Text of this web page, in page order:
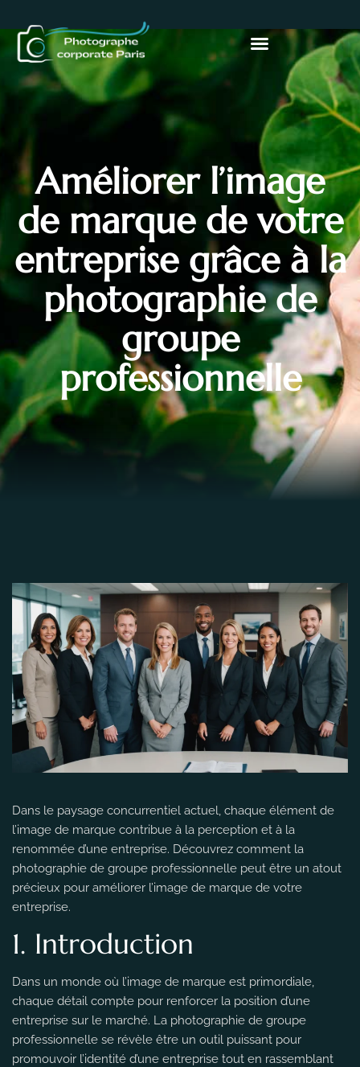
Améliorer l’image
de marque de votre
entreprise grâce à la
photographie de
groupe
professionnelle
Dans le paysage concurrentiel actuel, chaque élément de
l’image de marque contribue à la perception et à la
renommée d’une entreprise. Découvrez comment la
photographie de groupe professionnelle peut être un atout
précieux pour améliorer l’image de marque de votre
entreprise.
1. Introduction
Dans un monde où l’image de marque est primordiale,
chaque détail compte pour renforcer la position d’une
entreprise sur le marché. La photographie de groupe
professionnelle se révèle être un outil puissant pour
promouvoir l’identité d’une entreprise tout en rassemblant